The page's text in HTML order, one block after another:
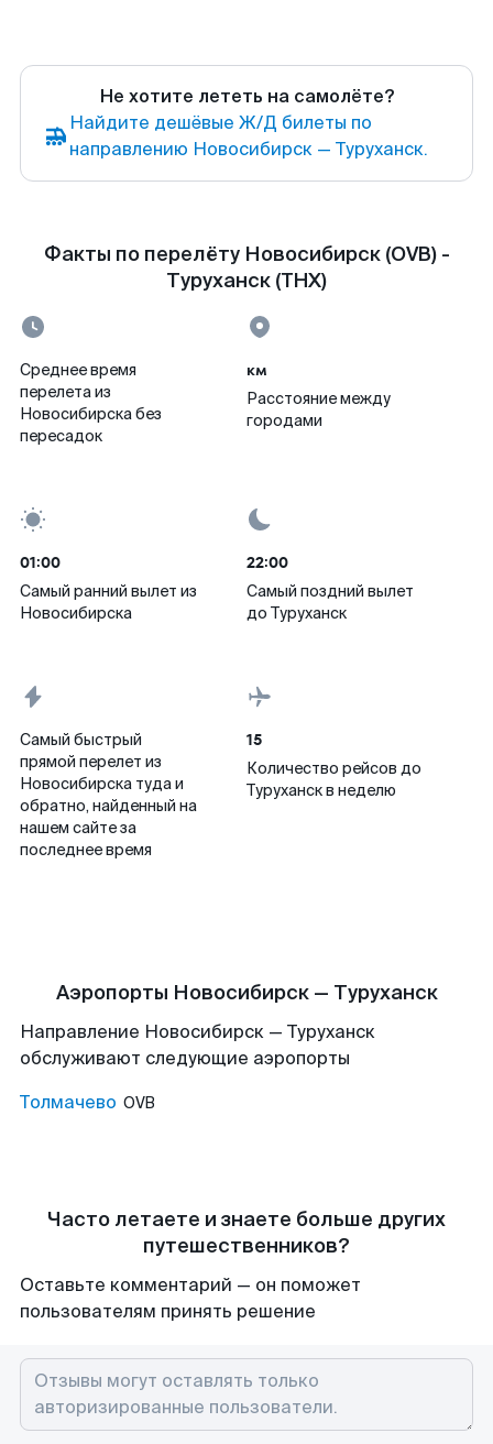
Не хотите лететь на самолёте?
Найдите дешёвые Ж/Д билеты по
направлению Новосибирск — Туруханск.
Факты по перелёту Новосибирск (OVB) -
Туруханск (THX)
Среднее время
перелета из
Новосибирска без
пересадок
км
Расстояние между
городами
01:00
Самый ранний вылет из
Новосибирска
22:00
Самый поздний вылет
до Туруханск
Самый быстрый
прямой перелет из
Новосибирска туда и
обратно, найденный на
нашем сайте за
последнее время
15
Количество рейсов до
Туруханск в неделю
Аэропорты Новосибирск — Туруханск
Направление Новосибирск — Туруханск
обслуживают следующие аэропорты
Толмачево OVB
Часто летаете и знаете больше других
путешественников?
Оставьте комментарий — он поможет
пользователям принять решение